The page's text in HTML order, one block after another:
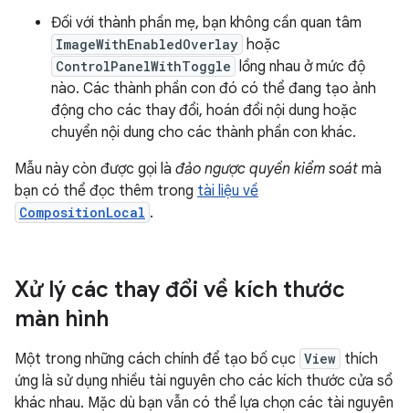
Đối với thành phần mẹ, bạn không cần quan tâm
ImageWithEnabledOverlay hoặc
ControlPanelWithToggle lồng nhau ở mức độ
nào. Các thành phần con đó có thể đang tạo ảnh
động cho các thay đổi, hoán đổi nội dung hoặc
chuyển nội dung cho các thành phần con khác.
Mẫu này còn được gọi là đảo ngược quyền kiểm soát mà
bạn có thể đọc thêm trong tài liệu về
CompositionLocal .
Xử lý các thay đổi về kích thước
màn hình
Một trong những cách chính để tạo bố cục View thích
ứng là sử dụng nhiều tài nguyên cho các kích thước cửa sổ
khác nhau. Mặc dù bạn vẫn có thể lựa chọn các tài nguyên